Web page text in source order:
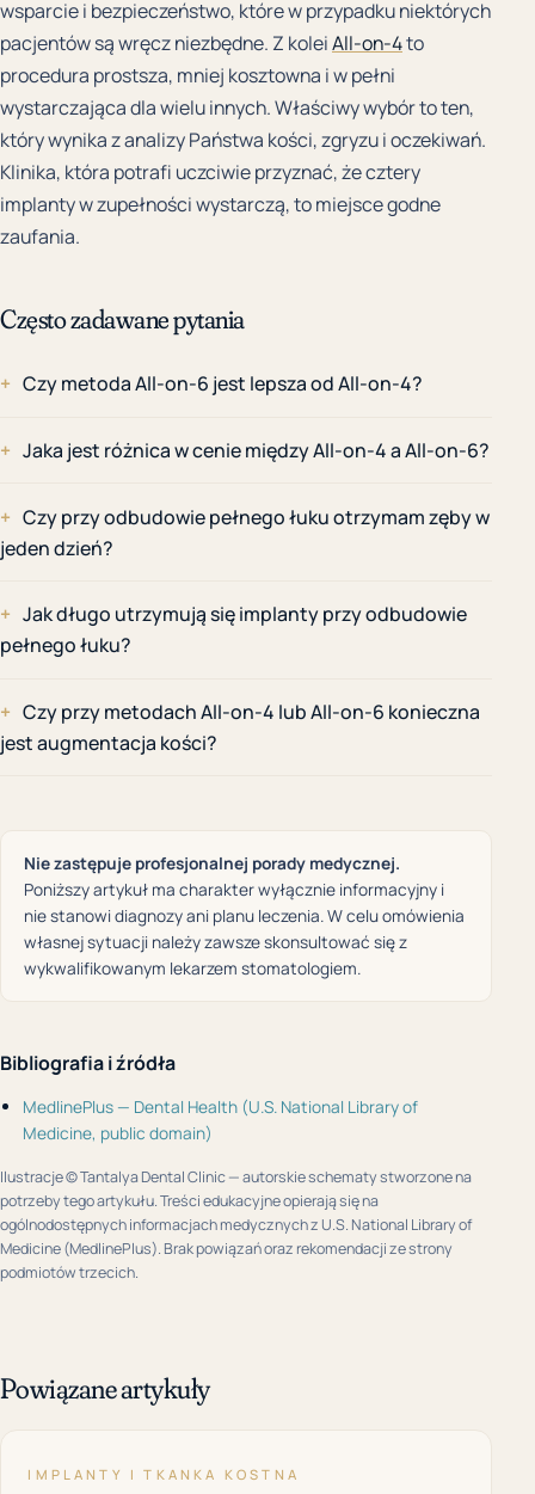
wsparcie i bezpieczeństwo, które w przypadku niektórych
pacjentów są wręcz niezbędne. Z koleiAll-on-4to
procedura prostsza, mniej kosztowna i w pełni
wystarczająca dla wielu innych. Właściwy wybór to ten,
który wynika z analizy Państwa kości, zgryzu i oczekiwań.
Klinika, która potrafi uczciwie przyznać, że cztery
implanty w zupełności wystarczą, to miejsce godne
zaufania.
Często zadawane pytania
Czy metoda All-on-6 jest lepsza od All-on-4?
Jaka jest różnica w cenie między All-on-4 a All-on-6?
Czy przy odbudowie pełnego łuku otrzymam zęby w
jeden dzień?
Jak długo utrzymują się implanty przy odbudowie
pełnego łuku?
Czy przy metodach All-on-4 lub All-on-6 konieczna
jest augmentacja kości?
Nie zastępuje profesjonalnej porady medycznej.
Poniższy artykuł ma charakter wyłącznie informacyjny i
nie stanowi diagnozy ani planu leczenia. W celu omówienia
własnej sytuacji należy zawsze skonsultować się z
wykwalifikowanym lekarzem stomatologiem.
Bibliografia i źródła
MedlinePlus — Dental Health (U.S. National Library of
Medicine, public domain)
Ilustracje © Tantalya Dental Clinic — autorskie schematy stworzone na
potrzeby tego artykułu. Treści edukacyjne opierają się na
ogólnodostępnych informacjach medycznych z U.S. National Library of
Medicine (MedlinePlus). Brak powiązań oraz rekomendacji ze strony
podmiotów trzecich.
Powiązane artykuły
IMPLANTY I TKANKA KOSTNA